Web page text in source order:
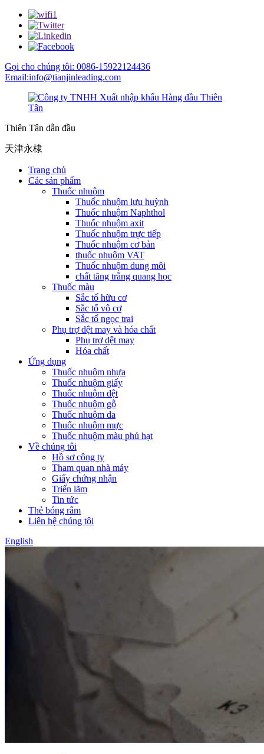
Gọi cho chúng tôi: 0086-15922124436
Email:info@tianjinleading.com
Thiên Tân dẫn đầu
天津永棣
Trang chủ
Các sản phẩm
Thuốc nhuộm
Thuốc nhuộm lưu huỳnh
Thuốc nhuộm Naphthol
Thuốc nhuộm axit
Thuốc nhuộm trực tiếp
Thuốc nhuộm cơ bản
thuốc nhuộm VAT
Thuốc nhuộm dung môi
chất tăng trắng quang học
Thuốc màu
Sắc tố hữu cơ
Sắc tố vô cơ
Sắc tố ngọc trai
Phụ trợ dệt may và hóa chất
Phụ trợ dệt may
Hóa chất
Ứng dụng
Thuốc nhuộm nhựa
Thuốc nhuộm giấy
Thuốc nhuộm dệt
Thuốc nhuộm gỗ
Thuốc nhuộm da
Thuốc nhuộm mực
Thuốc nhuộm màu phủ hạt
Về chúng tôi
Hồ sơ công ty
Tham quan nhà máy
Giấy chứng nhận
Triển lãm
Tin tức
Thẻ bóng râm
Liên hệ chúng tôi
English